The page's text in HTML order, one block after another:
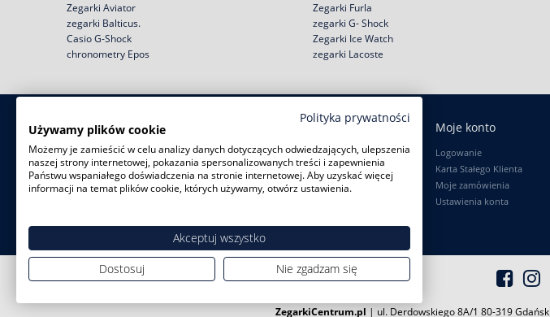
Zegarki Aviator
zegarki Balticus.
Casio G-Shock
chronometry Epos
Zegarki Furla
zegarki G- Shock
Zegarki Ice Watch
zegarki Lacoste
Zakupy
Zwroty i wymiany
Negocjacja ceny
Rabat na start!
Reklamacje
Regulamin
Jak kupić na raty?
Zużyty sprzęt
Moje konto
Logowanie
Karta Stałego Klienta
Moje zamówienia
Ustawienia konta
ZegarkiCentrum.pl | ul. Derdowskiego 8A/1 80-319 Gdańsk
Polityka prywatności
Używamy plików cookie
Możemy je zamieścić w celu analizy danych dotyczących odwiedzających, ulepszenia
naszej strony internetowej, pokazania spersonalizowanych treści i zapewnienia
Państwu wspaniałego doświadczenia na stronie internetowej. Aby uzyskać więcej
informacji na temat plików cookie, których używamy, otwórz ustawienia.
Akceptuj wszystko
Dostosuj
Nie zgadzam się